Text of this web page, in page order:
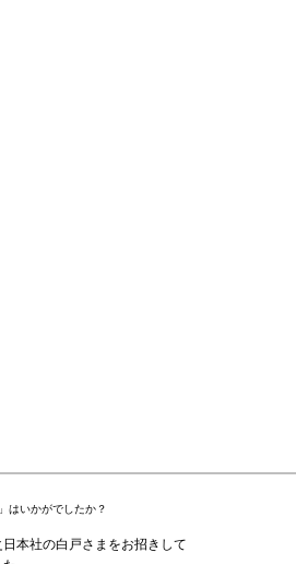
はいかがでしたか？
本社の白戸さまをお招きして